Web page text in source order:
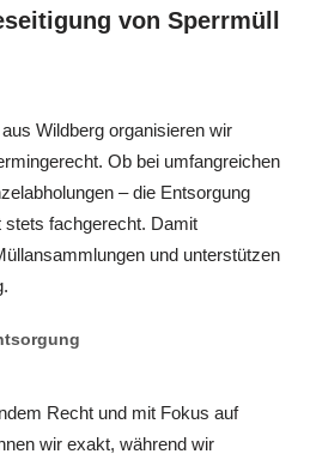
von Sperrmüll
Wildberg organisieren wir
Ob bei umfangreichen
– die Entsorgung
stets fachgerecht. Damit
und unterstützen
Recht und mit Fokus auf
wir exakt, während wir